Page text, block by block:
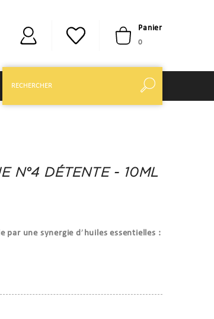
Panier
0
N°4 DÉTENTE - 10ML
par une synergie d’ huiles essentielles :